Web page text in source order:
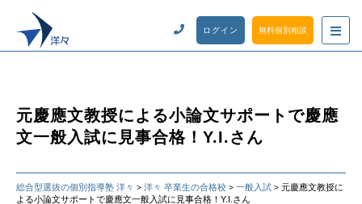
ログイン 無料個別相談
元慶應文教授による小論文サポートで慶應
文一般入試に見事合格！Y.I.さん
総合型選抜の個別指導塾 洋々 > 洋々 卒業生の合格校 > 一般入試 > 元慶應文教授に
よる小論文サポートで慶應文一般入試に見事合格！Y.I.さん